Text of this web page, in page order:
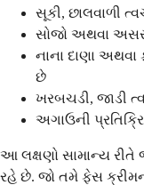
સૂકી, છાલવાળી
સોજો અથવા
નાના દાણા અથવા
છે
ખરબચડી, જાડી
અગાઉની
આ લક્ષણો સામાન્ય રીતે
રહે છે. જો તમે ફેસ